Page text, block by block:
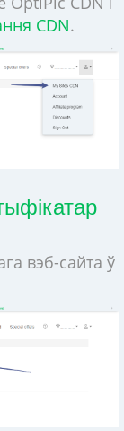
CDN.
вэб-сайта ў